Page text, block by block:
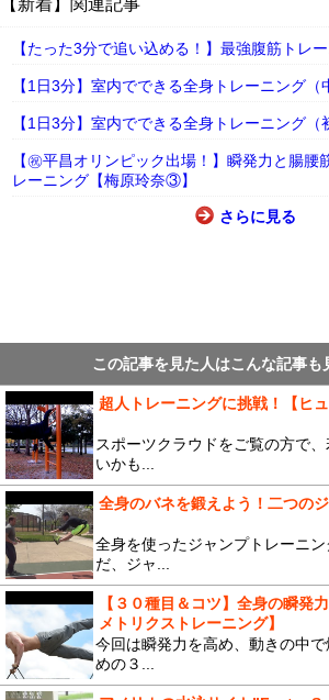
【新着】関連記事
【たった3分で追い込める！】最強腹筋トレ
【1日3分】室内でできる全身トレーニング（
【1日3分】室内でできる全身トレーニング（
【㊗平昌オリンピック出場！】瞬発力と腸腰
レーニング【梅原玲奈③】
さらに見る
この記事を見た人はこんな記事も
超人トレーニングに挑戦！【ヒ
スポーツクラウドをご覧の方で
いかも...
全身のバネを鍛えよう！二つの
全身を使ったジャンプトレーニ
だ、ジャ...
【３０種目＆コツ】全身の瞬発
メトリクストレーニング】
今回は瞬発力を高め、動きの中
めの３...